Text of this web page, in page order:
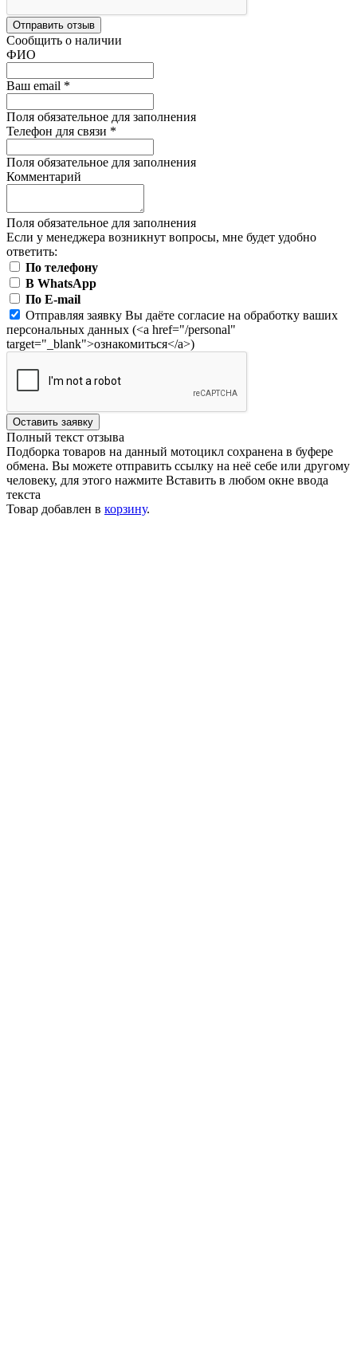
Отправить отзыв
Сообщить о наличии
ФИО
Ваш email *
Поля обязательное для заполнения
Телефон для связи *
Поля обязательное для заполнения
Комментарий
Поля обязательное для заполнения
Если у менеджера возникнут вопросы, мне будет удобно
ответить:
По телефону
В WhatsApp
По E-mail
Отправляя заявку Вы даёте согласие на обработку ваших
персональных данных (<a href="/personal"
target="_blank">ознакомиться</a>)
Оставить заявку
Полный текст отзыва
Подборка товаров на данный мотоцикл сохранена в буфере
обмена. Вы можете отправить ссылку на неё себе или другому
человеку, для этого нажмите Вставить в любом окне ввода
текста
Товар добавлен в корзину.